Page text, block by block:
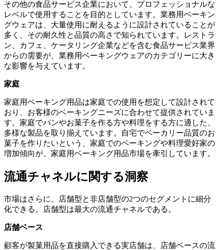
その他の食品サービス企業において、プロフェッショナルな
レベルで使用することを目的としています。業務用ベーキン
グウェアは、大量使用に耐えるように設計されていることが
多く、その耐久性と品質の高さで知られています。レストラ
ン、カフェ、ケータリング企業などを含む食品サービス業界
からの需要が、業務用ベーキングウェアのカテゴリーに大き
な影響を与えています。
家庭
家庭用ベーキング用品は家庭での使用を想定して設計されて
おり、お客様のベーキングニーズに合わせて提供されていま
す。家庭でパンやお菓子を作る方や料理をする方に適した、
多様な製品を取り揃えています。自宅でベーカリー品質のお
菓子を作りたいという、家庭でのベーキングや料理愛好家の
増加傾向が、家庭用ベーキング用品市場を牽引しています。
流通チャネルに関する洞察
市場はさらに、店舗型と非店舗型の2つのセグメントに細分
化できる。店舗型は最大の流通チャネルである。
店舗ベース
顧客が製菓用品を直接購入できる実店舗は、店舗ベースの流